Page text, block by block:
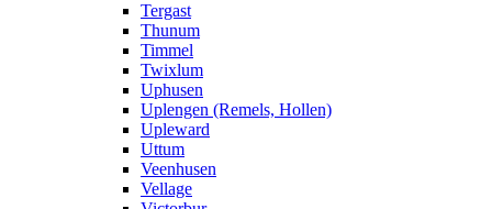
Tergast
Thunum
Timmel
Twixlum
Uphusen
Uplengen (Remels, Hollen)
Upleward
Uttum
Veenhusen
Vellage